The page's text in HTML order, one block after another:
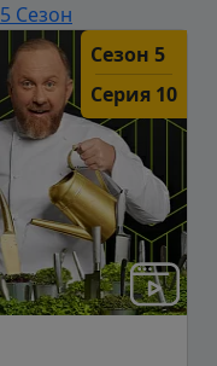
5 Сезон
Сезон 5
Серия 10